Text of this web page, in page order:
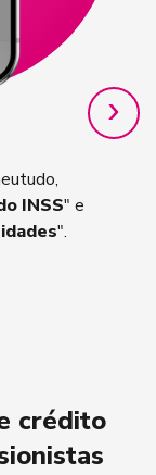
INSS" e
".
crédito